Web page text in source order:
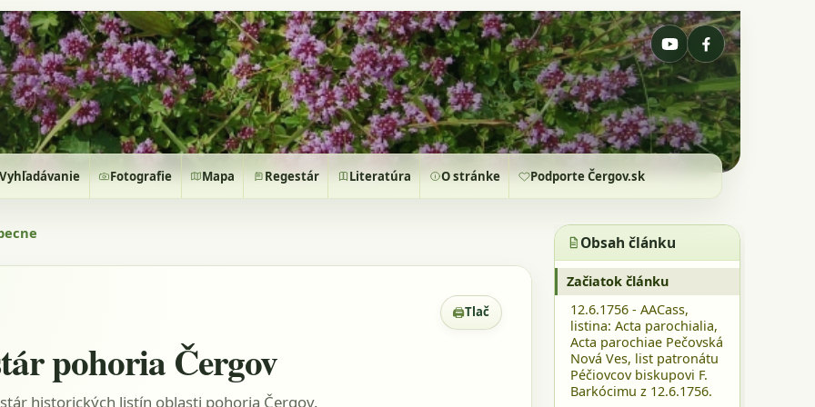
Vyhľadávanie Fotografie Mapa Regestár Literatúra O stránke Podporte Čergov.sk
🖨Tlač
Zobrazenie pre tlač
pohoria Čergov
historických listín oblasti pohoria Čergov.
Obsah článku
Začiatok článku
12.6.1756 - AACass,
listina: Acta parochialia,
Acta parochiae Pečovská
Nová Ves, list patronátu
Péčiovcov biskupovi F.
Barkócimu z 12.6.1756.